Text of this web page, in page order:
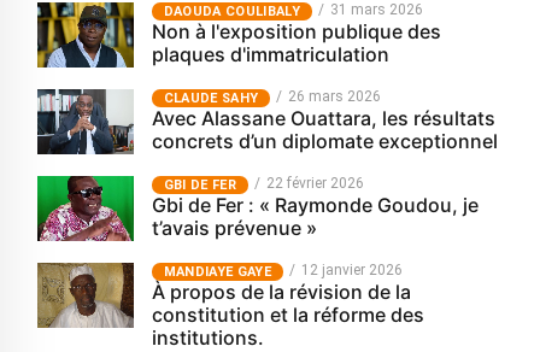
‎DAOUDA COULIBALY 31 mars 2026
Non à l'exposition publique des
plaques d'immatriculation
CLAUDE SAHY 26 mars 2026
Avec Alassane Ouattara, les résultats
concrets d’un diplomate exceptionnel
GBI DE FER 22 février 2026
Gbi de Fer : « Raymonde Goudou, je
t’avais prévenue »
MANDIAYE GAYE 12 janvier 2026
À propos de la révision de la
constitution et la réforme des
institutions.